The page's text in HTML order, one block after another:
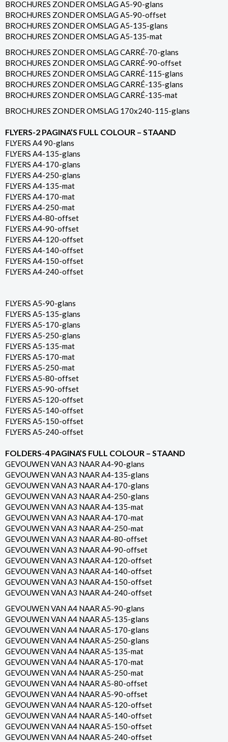
BROCHURES ZONDER OMSLAG A5-90-glans
BROCHURES ZONDER OMSLAG A5-90-offset
BROCHURES ZONDER OMSLAG A5-135-glans
BROCHURES ZONDER OMSLAG A5-135-mat
BROCHURES ZONDER OMSLAG CARRÉ-70-glans
BROCHURES ZONDER OMSLAG CARRÉ-90-offset
BROCHURES ZONDER OMSLAG CARRÉ-115-glans
BROCHURES ZONDER OMSLAG CARRÉ-135-glans
BROCHURES ZONDER OMSLAG CARRÉ-135-mat
BROCHURES ZONDER OMSLAG 170x240-115-glans
FLYERS-2 PAGINA’S FULL COLOUR – STAAND
FLYERS A4 90-glans
FLYERS A4-135-glans
FLYERS A4-170-glans
FLYERS A4-250-glans
FLYERS A4-135-mat
FLYERS A4-170-mat
FLYERS A4-250-mat
FLYERS A4-80-offset
FLYERS A4-90-offset
FLYERS A4-120-offset
FLYERS A4-140-offset
FLYERS A4-150-offset
FLYERS A4-240-offset
FLYERS A5-90-glans
FLYERS A5-135-glans
FLYERS A5-170-glans
FLYERS A5-250-glans
FLYERS A5-135-mat
FLYERS A5-170-mat
FLYERS A5-250-mat
FLYERS A5-80-offset
FLYERS A5-90-offset
FLYERS A5-120-offset
FLYERS A5-140-offset
FLYERS A5-150-offset
FLYERS A5-240-offset
FOLDERS-4 PAGINA’S FULL COLOUR – STAAND
GEVOUWEN VAN A3 NAAR A4-90-glans
GEVOUWEN VAN A3 NAAR A4-135-glans
GEVOUWEN VAN A3 NAAR A4-170-glans
GEVOUWEN VAN A3 NAAR A4-250-glans
GEVOUWEN VAN A3 NAAR A4-135-mat
GEVOUWEN VAN A3 NAAR A4-170-mat
GEVOUWEN VAN A3 NAAR A4-250-mat
GEVOUWEN VAN A3 NAAR A4-80-offset
GEVOUWEN VAN A3 NAAR A4-90-offset
GEVOUWEN VAN A3 NAAR A4-120-offset
GEVOUWEN VAN A3 NAAR A4-140-offset
GEVOUWEN VAN A3 NAAR A4-150-offset
GEVOUWEN VAN A3 NAAR A4-240-offset
GEVOUWEN VAN A4 NAAR A5-90-glans
GEVOUWEN VAN A4 NAAR A5-135-glans
GEVOUWEN VAN A4 NAAR A5-170-glans
GEVOUWEN VAN A4 NAAR A5-250-glans
GEVOUWEN VAN A4 NAAR A5-135-mat
GEVOUWEN VAN A4 NAAR A5-170-mat
GEVOUWEN VAN A4 NAAR A5-250-mat
GEVOUWEN VAN A4 NAAR A5-80-offset
GEVOUWEN VAN A4 NAAR A5-90-offset
GEVOUWEN VAN A4 NAAR A5-120-offset
GEVOUWEN VAN A4 NAAR A5-140-offset
GEVOUWEN VAN A4 NAAR A5-150-offset
GEVOUWEN VAN A4 NAAR A5-240-offset